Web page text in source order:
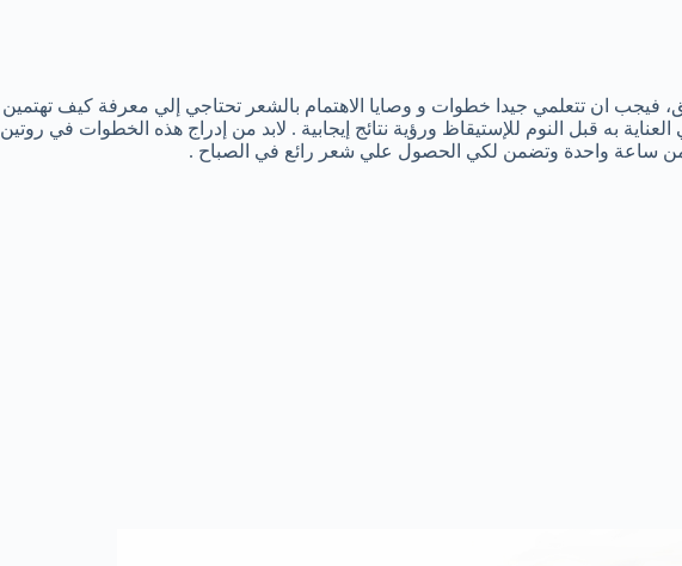
فيجب ان تتعلمي جيدا خطوات و وصايا الاهتمام بالشعر تحتاجي إلي معرفة كيف تهتمين
به قبل النوم للإستيقاظ ورؤية نتائج إيجابية . لابد من إدراج هذه الخطوات في روتين
من ساعة واحدة وتضمن لكي الحصول علي شعر رائع في الصباح .